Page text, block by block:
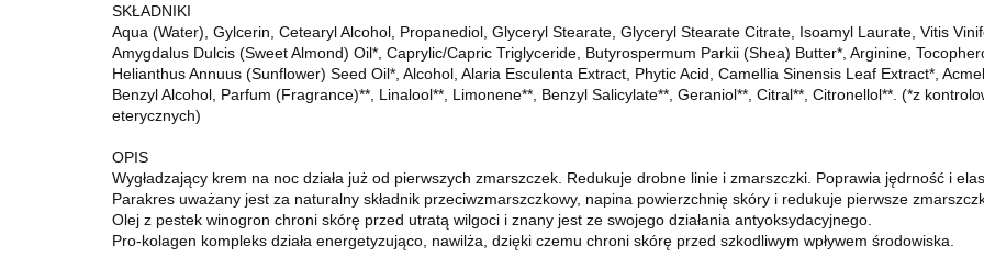
SKŁADNIKI
Aqua (Water), Gylcerin, Cetearyl Alcohol, Propanediol, Glyceryl Stearate, Glyceryl Stearate Citrate, Isoamyl Laurate, Vitis
Amygdalus Dulcis (Sweet Almond) Oil*, Caprylic/Capric Triglyceride, Butyrospermum Parkii (Shea) Butter*, Arginine,
Helianthus Annuus (Sunflower) Seed Oil*, Alcohol, Alaria Esculenta Extract, Phytic Acid, Camellia Sinensis Leaf Extract*,
Benzyl Alcohol, Parfum (Fragrance)**, Linalool**, Limonene**, Benzyl Salicylate**, Geraniol**, Citral**, Citronellol**. (*z
eterycznych)
OPIS
Wygładzający krem na noc działa już od pierwszych zmarszczek. Redukuje drobne linie i zmarszczki. Poprawia jędrność i
Parakres uważany jest za naturalny składnik przeciwzmarszczkowy, napina powierzchnię skóry i redukuje pierwsze
Olej z pestek winogron chroni skórę przed utratą wilgoci i znany jest ze swojego działania antyoksydacyjnego.
Pro-kolagen kompleks działa energetyzująco, nawilża, dzięki czemu chroni skórę przed szkodliwym wpływem środowiska.